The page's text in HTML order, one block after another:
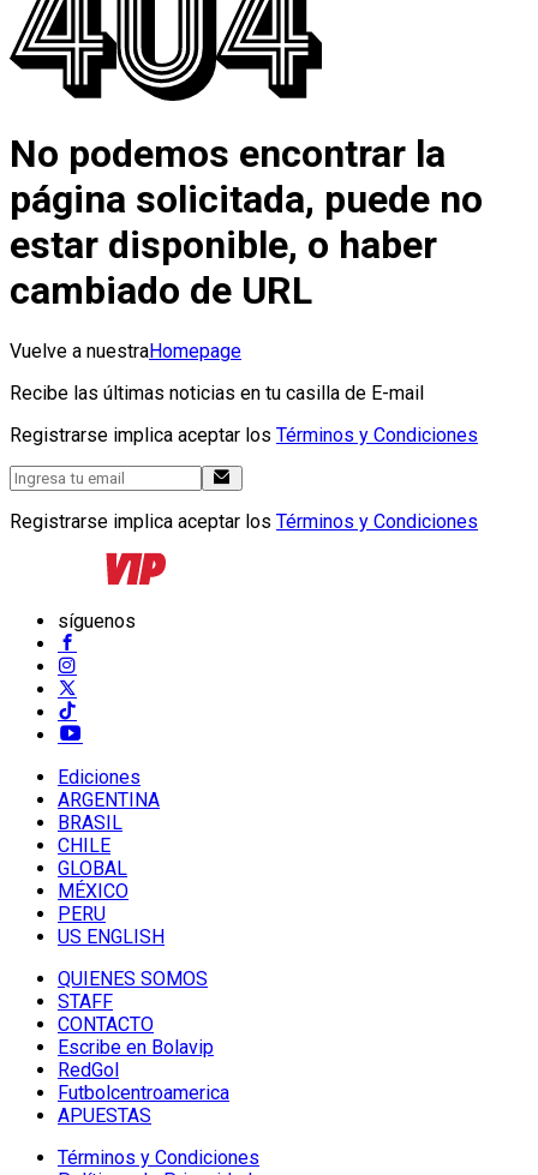
No podemos encontrar la
página solicitada, puede no
estar disponible, o haber
cambiado de URL
Vuelve a nuestraHomepage
Recibe las últimas noticias en tu casilla de E-mail
Registrarse implica aceptar los Términos y Condiciones
Registrarse implica aceptar los Términos y Condiciones
síguenos
Ediciones
ARGENTINA
BRASIL
CHILE
GLOBAL
MÉXICO
PERU
US ENGLISH
QUIENES SOMOS
STAFF
CONTACTO
Escribe en Bolavip
RedGol
Futbolcentroamerica
APUESTAS
Términos y Condiciones